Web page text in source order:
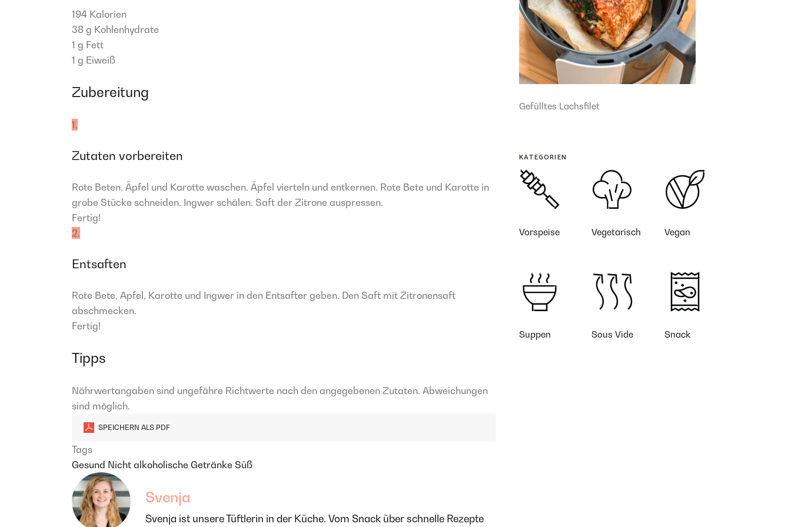
194 Kalorien
38 g Kohlenhydrate
1 g Fett
1 g Eiweiß
Zubereitung
1.
Zutaten vorbereiten
Rote Beten, Äpfel und Karotte waschen. Äpfel vierteln und entkernen. Rote Bete und Karotte in
grobe Stücke schneiden. Ingwer schälen. Saft der Zitrone auspressen.
Fertig!
2.
Entsaften
Rote Bete, Apfel, Karotte und Ingwer in den Entsafter geben. Den Saft mit Zitronensaft
abschmecken.
Fertig!
Tipps
Nährwertangaben sind ungefähre Richtwerte nach den angegebenen Zutaten. Abweichungen
sind möglich.
SPEICHERN ALS PDF
Tags
Gesund Nicht alkoholische Getränke Süß
Svenja
Svenja ist unsere Tüftlerin in der Küche. Vom Snack über schnelle Rezepte
Gefülltes Lachsfilet
KATEGORIEN
Vorspeise Vegetarisch Vegan
Suppen Sous Vide Snack